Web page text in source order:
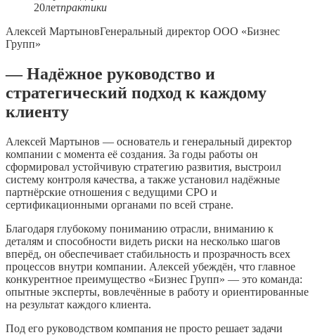
20летпрактики
Алексей МартыновГенеральный директор ООО «Бизнес
Групп»
— Надёжное руководство и
стратегический подход к каждому
клиенту
Алексей Мартынов — основатель и генеральный директор
компании с момента её создания. За годы работы он
сформировал устойчивую стратегию развития, выстроил
систему контроля качества, а также установил надёжные
партнёрские отношения с ведущими СРО и
сертификационными органами по всей стране.
Благодаря глубокому пониманию отрасли, вниманию к
деталям и способности видеть риски на несколько шагов
вперёд, он обеспечивает стабильность и прозрачность всех
процессов внутри компании. Алексей убеждён, что главное
конкурентное преимущество «Бизнес Групп» — это команда:
опытные эксперты, вовлечённые в работу и ориентированные
на результат каждого клиента.
Под его руководством компания не просто решает задачи